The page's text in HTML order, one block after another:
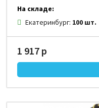
На складе:
Екатеринбург: 100 шт.
1 917 р